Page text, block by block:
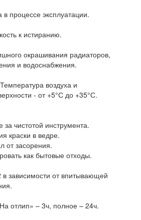
в процессе эксплуатации.
к истиранию.
окрашивания радиаторов,
и водоснабжения.
воздуха и
- от +5°С до +35°С.
за чистотой инструмента.
краски в ведре.
от засорения.
как бытовые отходы.
зависимости от впитывающей
отлип» – 3ч, полное – 24ч.